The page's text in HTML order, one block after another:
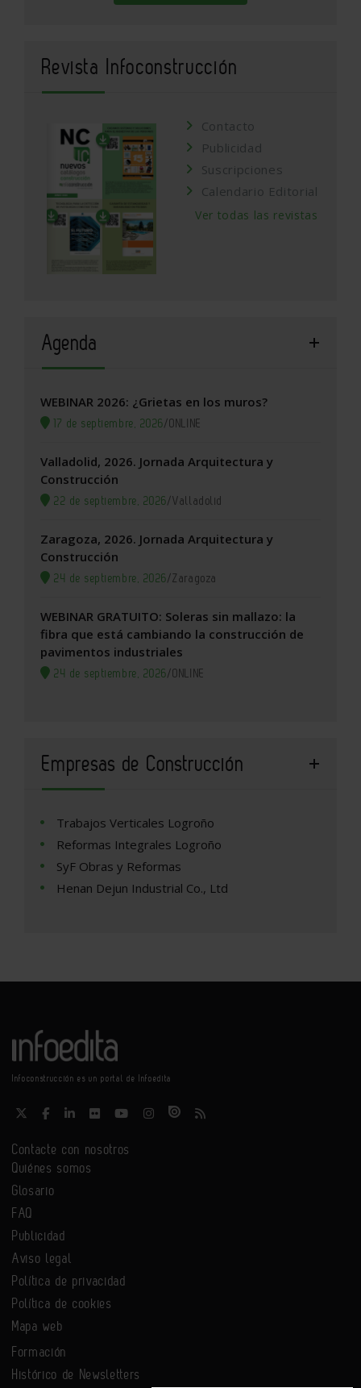
Revista Infoconstrucción
Contacto
Publicidad
Suscripciones
Calendario Editorial
Ver todas las revistas
Agenda
WEBINAR 2026: ¿Grietas en los muros?
17 de septiembre, 2026/ONLINE
Valladolid, 2026. Jornada Arquitectura y
Construcción
22 de septiembre, 2026/Valladolid
Zaragoza, 2026. Jornada Arquitectura y
Construcción
24 de septiembre, 2026/Zaragoza
WEBINAR GRATUITO: Soleras sin mallazo: la
fibra que está cambiando la construcción de
pavimentos industriales
24 de septiembre, 2026/ONLINE
Empresas de Construcción
Trabajos Verticales Logroño
Reformas Integrales Logroño
SyF Obras y Reformas
Henan Dejun Industrial Co., Ltd
Infoconstrucción es un portal de Infoedita
Contacte con nosotros
Quiénes somos
Glosario
FAQ
Publicidad
Aviso legal
Política de privacidad
Política de cookies
Mapa web
Formación
Histórico de Newsletters